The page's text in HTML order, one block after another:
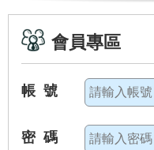
會員專區
帳 號
密 碼